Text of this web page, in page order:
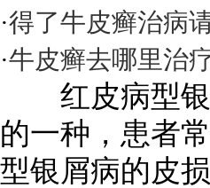
·得了牛皮癣治病
·牛皮癣去哪里治
红皮病型银
的一种，患者
型银屑病的皮